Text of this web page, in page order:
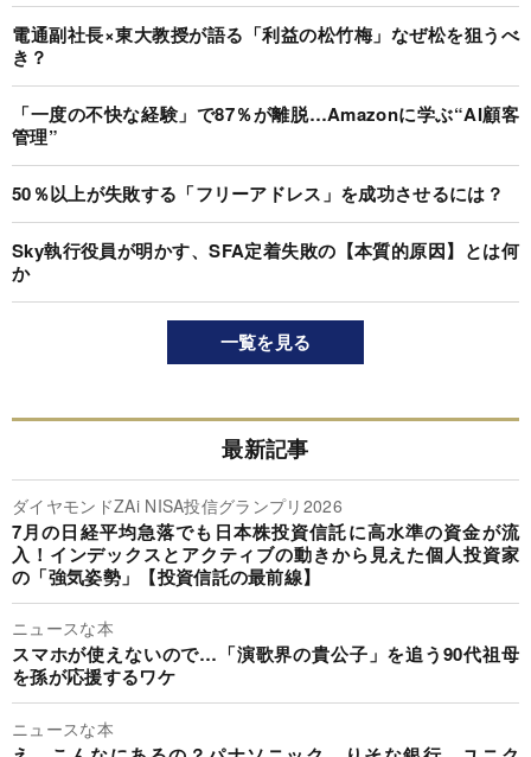
電通副社長×東大教授が語る「利益の松竹梅」なぜ松を狙うべ
き？
「一度の不快な経験」で87％が離脱…Amazonに学ぶ“AI顧客
管理”
50％以上が失敗する「フリーアドレス」を成功させるには？
Sky執行役員が明かす、SFA定着失敗の【本質的原因】とは何
か
一覧を見る
最新記事
ダイヤモンドZAi NISA投信グランプリ2026
7月の日経平均急落でも日本株投資信託に高水準の資金が流
入！インデックスとアクティブの動きから見えた個人投資家
の「強気姿勢」【投資信託の最前線】
ニュースな本
スマホが使えないので…「演歌界の貴公子」を追う90代祖母
を孫が応援するワケ
ニュースな本